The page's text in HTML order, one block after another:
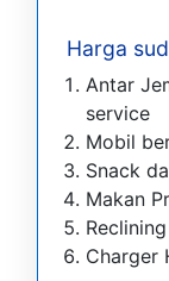
Harga
Antar
service
Mobil
Snack
Makan
Charger